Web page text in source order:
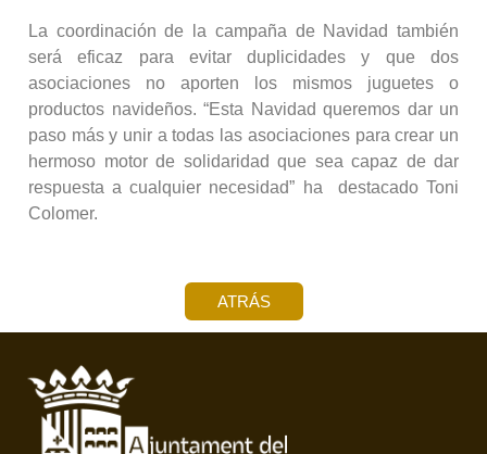
La coordinación de la campaña de Navidad también
será eficaz para evitar duplicidades y que dos
asociaciones no aporten los mismos juguetes o
productos navideños. “Esta Navidad queremos dar un
paso más y unir a todas las asociaciones para crear un
hermoso motor de solidaridad que sea capaz de dar
respuesta a cualquier necesidad” ha destacado Toni
Colomer.
ATRÁS